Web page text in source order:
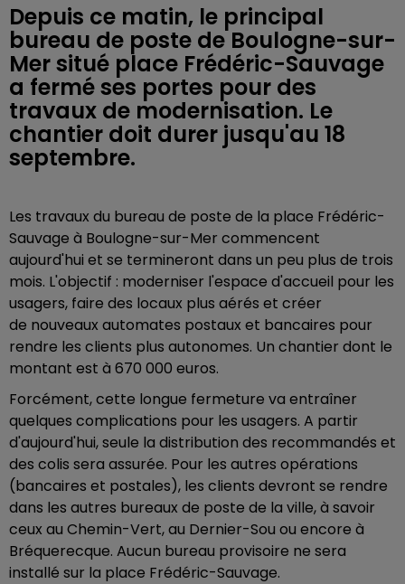
Depuis ce matin, le principal
bureau de poste de Boulogne-sur-
Mer situé place Frédéric-Sauvage
a fermé ses portes pour des
travaux de modernisation. Le
chantier doit durer jusqu'au 18
septembre.
Les travaux du bureau de poste de la place Frédéric-
Sauvage à Boulogne-sur-Mer commencent
aujourd'hui et se termineront dans un peu plus de trois
mois. L'objectif : moderniser l'espace d'accueil pour les
usagers, faire des locaux plus aérés et créer
de nouveaux automates postaux et bancaires pour
rendre les clients plus autonomes. Un chantier dont le
montant est à 670 000 euros.
Forcément, cette longue fermeture va entraîner
quelques complications pour les usagers. A partir
d'aujourd'hui, seule la distribution des recommandés et
des colis sera assurée. Pour les autres opérations
(bancaires et postales), les clients devront se rendre
dans les autres bureaux de poste de la ville, à savoir
ceux au Chemin-Vert, au Dernier-Sou ou encore à
Bréquerecque. Aucun bureau provisoire ne sera
installé sur la place Frédéric-Sauvage.